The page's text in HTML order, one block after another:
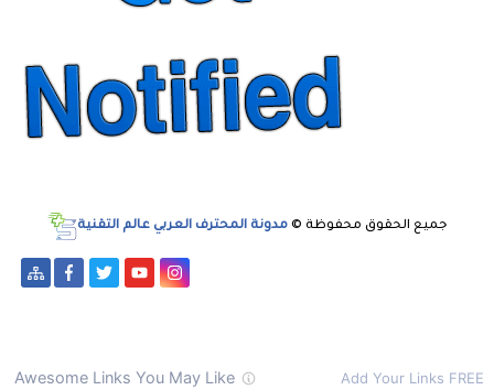
جميع الحقوق محفوظة © مدونة المحترف العربي عالم التقنية